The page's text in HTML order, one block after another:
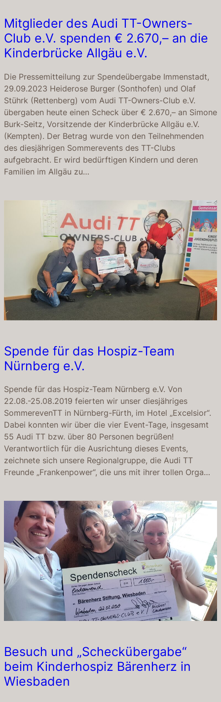
Mitglieder des Audi TT-Owners-
Club e.V. spenden € 2.670,– an die
Kinderbrücke Allgäu e.V.
Die Pressemitteilung zur Spendeübergabe Immenstadt,
29.09.2023 Heiderose Burger (Sonthofen) und Olaf
Stührk (Rettenberg) vom Audi TT-Owners-Club e.V.
übergaben heute einen Scheck über € 2.670,– an Simone
Burk-Seitz, Vorsitzende der Kinderbrücke Allgäu e.V.
(Kempten). Der Betrag wurde von den Teilnehmenden
des diesjährigen Sommerevents des TT-Clubs
aufgebracht. Er wird bedürftigen Kindern und deren
Familien im Allgäu zu…
Spende für das Hospiz-Team
Nürnberg e.V.
Spende für das Hospiz-Team Nürnberg e.V. Von
22.08.-25.08.2019 feierten wir unser diesjähriges
SommerevenTT in Nürnberg-Fürth, im Hotel „Excelsior“.
Dabei konnten wir über die vier Event-Tage, insgesamt
55 Audi TT bzw. über 80 Personen begrüßen!
Verantwortlich für die Ausrichtung dieses Events,
zeichnete sich unsere Regionalgruppe, die Audi TT
Freunde „Frankenpower“, die uns mit ihrer tollen Orga…
Besuch und „Scheckübergabe“
beim Kinderhospiz Bärenherz in
Wiesbaden